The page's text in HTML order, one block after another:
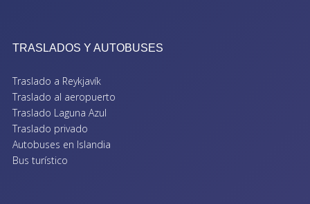
TRASLADOS Y AUTOBUSES
Traslado a Reykjavík
Traslado al aeropuerto
Traslado Laguna Azul
Traslado privado
Autobuses en Islandia
Bus turístico